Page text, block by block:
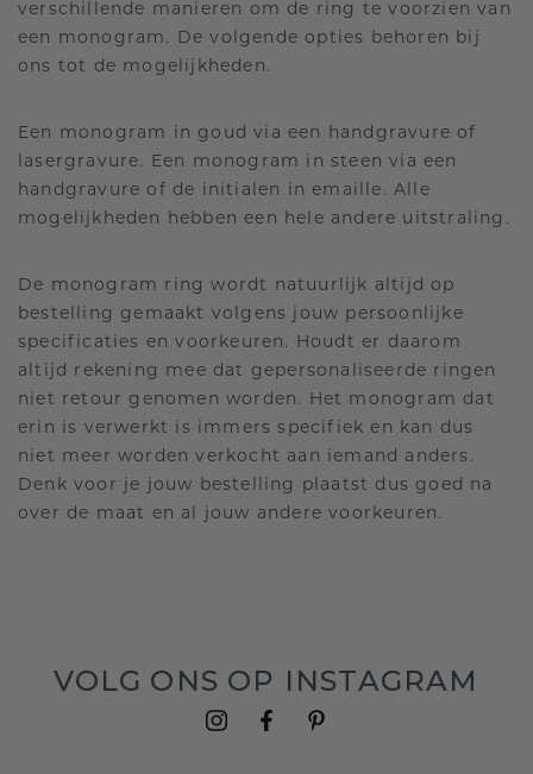
verschillende manieren om de ring te voorzien van
een monogram. De volgende opties behoren bij
ons tot de mogelijkheden.
Een monogram in goud via een handgravure of
lasergravure. Een monogram in steen via een
handgravure of de initialen in emaille. Alle
mogelijkheden hebben een hele andere uitstraling.
De monogram ring wordt natuurlijk altijd op
bestelling gemaakt volgens jouw persoonlijke
specificaties en voorkeuren. Houdt er daarom
altijd rekening mee dat gepersonaliseerde ringen
niet retour genomen worden. Het monogram dat
erin is verwerkt is immers specifiek en kan dus
niet meer worden verkocht aan iemand anders.
Denk voor je jouw bestelling plaatst dus goed na
over de maat en al jouw andere voorkeuren.
VOLG ONS OP INSTAGRAM